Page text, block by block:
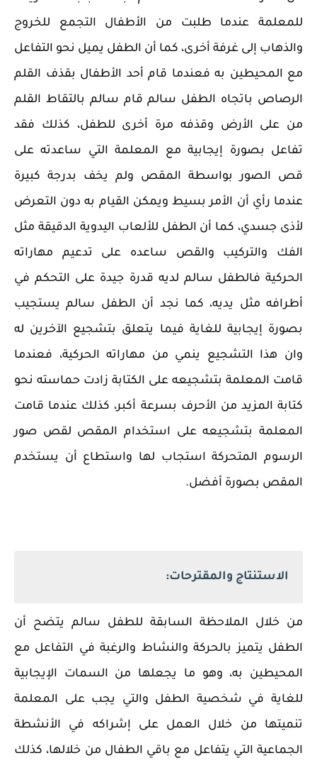
للمعلمة عندما طلبت من الأطفال التجمع للخروج
والذهاب إلى غرفة أخرى، كما أن الطفل يميل نحو التفاعل
مع المحيطين به فعندما قام أحد الأطفال بقذف القلم
الرصاص باتجاه الطفل سالم قام سالم بالتقاط القلم
من على الأرض وقذفه مرة أخرى للطفل، كذلك فقد
تفاعل بصورة إيجابية مع المعلمة التي ساعدته على
قص الصور بواسطة المقص ولم يخف بدرجة كبيرة
عندما رأي أن الأمر بسيط ويمكن القيام به دون التعرض
لأذى جسدي، كما أن الطفل للألعاب اليدوية الدقيقة مثل
الفك والتركيب والقص ساعده على تدعيم مهاراته
الحركية فالطفل سالم لديه قدرة جيدة على التحكم في
أطرافه مثل يديه، كما نجد أن الطفل سالم يستجيب
بصورة إيجابية للغاية فيما يتعلق بتشجيع الآخرين له
وان هذا التشجيع ينمي من مهاراته الحركية، فعندما
قامت المعلمة بتشجيعه على الكتابة زادت حماسته نحو
كتابة المزيد من الأحرف بسرعة أكبر، كذلك عندما قامت
المعلمة بتشجيعه على استخدام المقص لقص صور
الرسوم المتحركة استجاب لها واستطاع أن يستخدم
المقص بصورة أفضل.
الاستنتاج والمقترحات:
من خلال الملاحظة السابقة للطفل سالم يتضح أن
الطفل يتميز بالحركة والنشاط والرغبة في التفاعل مع
المحيطين به، وهو ما يجعلها من السمات الإيجابية
للغاية في شخصية الطفل والتي يجب على المعلمة
تنميتها من خلال العمل على إشراكه في الأنشطة
الجماعية التي يتفاعل مع باقي الطفال من خلالها، كذلك